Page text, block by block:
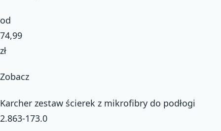
od
74,99
zł
Zobacz
Karcher zestaw ścierek z mikrofibry do podłogi
2.863-173.0